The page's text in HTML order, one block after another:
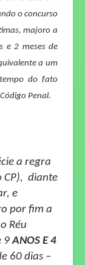
o concurso
majoro a
e 2 meses de
a um
do fato
Penal.
a regra
CP), diante
e
por fim a
Réu
9ANOS E 4
60 dias –